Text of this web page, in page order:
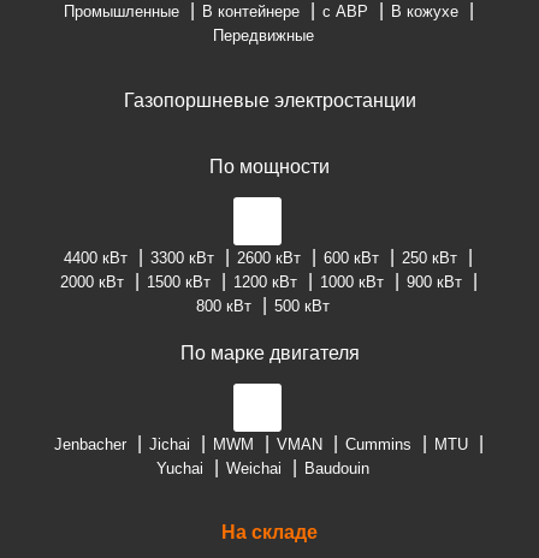
Промышленные В контейнере с АВР
В кожухе
Передвижные
Газопоршневые электростанции
По мощности
4400 кВт 3300 кВт 2600 кВт 600 кВт
250 кВт
2000 кВт
1500 кВт 1200 кВт 1000 кВт
900 кВт
800 кВт
500 кВт
По марке двигателя
Jenbacher Jichai MWM VMAN Cummins
MTU
Yuchai
Weichai Baudouin
На складе